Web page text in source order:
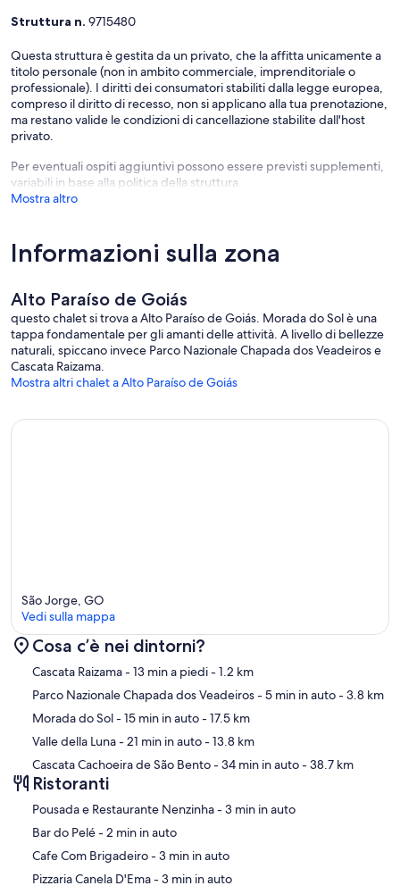
Struttura n. 9715480
Questa struttura è gestita da un privato, che la affitta unicamente a
titolo personale (non in ambito commerciale, imprenditoriale o
professionale). I diritti dei consumatori stabiliti dalla legge europea,
compreso il diritto di recesso, non si applicano alla tua prenotazione,
ma restano valide le condizioni di cancellazione stabilite dall'host
privato.
Per eventuali ospiti aggiuntivi possono essere previsti supplementi,
variabili in base alla politica della struttura.
Mostra altro
Informazioni sulla zona
Alto Paraíso de Goiás
questo chalet si trova a Alto Paraíso de Goiás. Morada do Sol è una
tappa fondamentale per gli amanti delle attività. A livello di bellezze
naturali, spiccano invece Parco Nazionale Chapada dos Veadeiros e
Cascata Raizama.
Mostra altri chalet a Alto Paraíso de Goiás
Mappa
São Jorge, GO
Vedi sulla mappa
Cosa c’è nei dintorni?
Cascata Raizama- 13 min a piedi- 1.2 km
Parco Nazionale Chapada dos Veadeiros- 5 min in auto- 3.8 km
Morada do Sol- 15 min in auto- 17.5 km
Valle della Luna- 21 min in auto- 13.8 km
Cascata Cachoeira de São Bento- 34 min in auto- 38.7 km
Ristoranti
‪Pousada e Restaurante Nenzinha - ‬3 min in auto
‪Bar do Pelé - ‬2 min in auto
‪Cafe Com Brigadeiro - ‬3 min in auto
‪Pizzaria Canela D'Ema - ‬3 min in auto